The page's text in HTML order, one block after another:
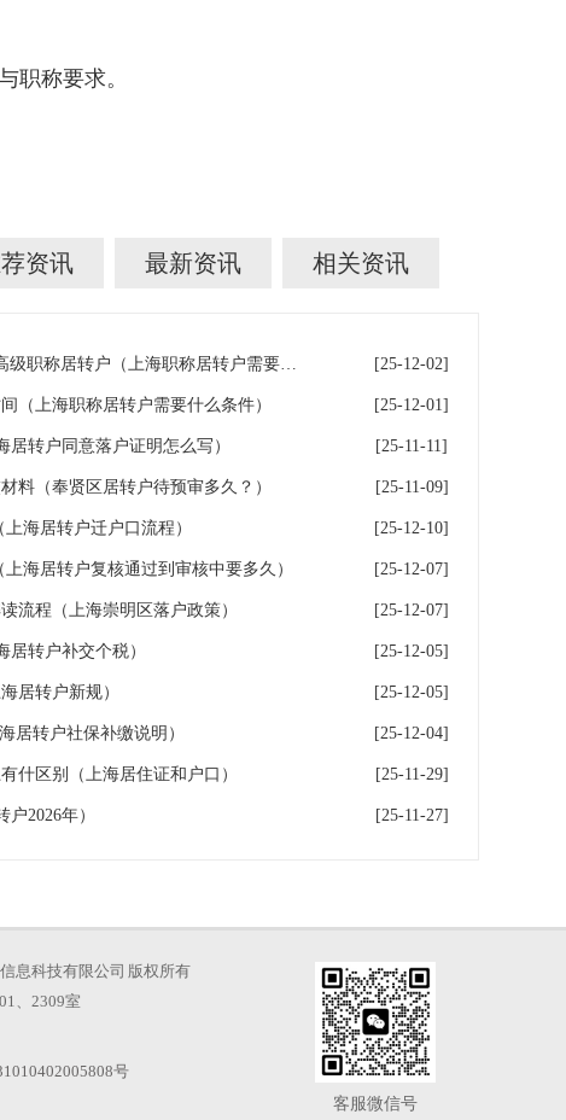
称要求。
资讯 最新资讯 相关资讯
上海高级职称居转户_上海高级职称居转户（上海职称居转户需要什么条件） [25-12-02]
（上海职称居转户需要什么条件） [25-12-01]
转户同意落户证明怎么写） [25-11-11]
料（奉贤区居转户待预审多久？） [25-11-09]
海居转户迁户口流程） [25-12-10]
海居转户复核通过到审核中要多久） [25-12-07]
流程（上海崇明区落户政策） [25-12-07]
转户补交个税） [25-12-05]
居转户新规） [25-12-05]
居转户社保补缴说明） [25-12-04]
什区别（上海居住证和户口） [25-11-29]
2026年） [25-11-27]
息科技有限公司 版权所有
、2309室
号
客服微信号